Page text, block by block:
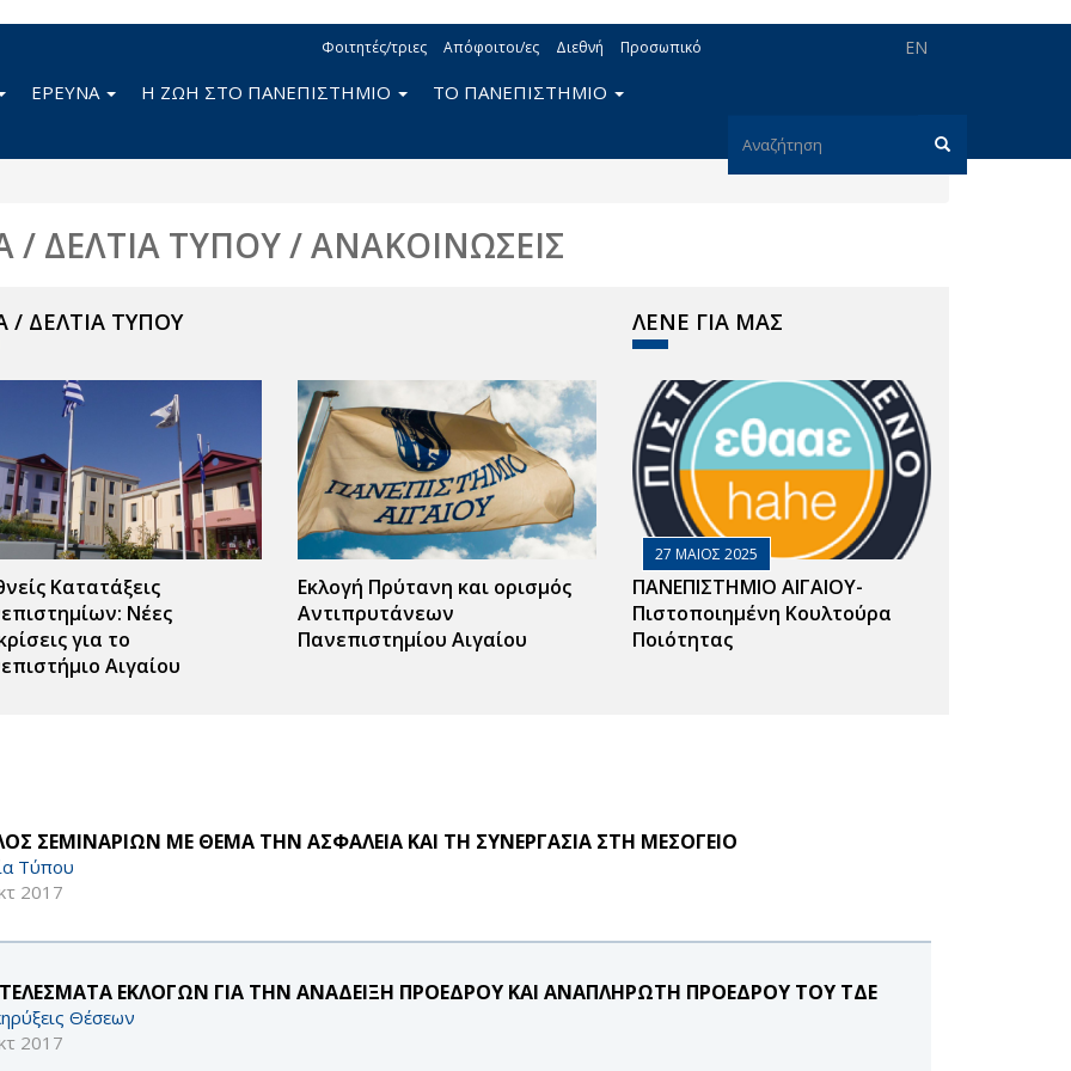
EN
Φοιτητές/τριες Απόφοιτοι/ες Διεθνή Προσωπικό
Φόρμα
ΕΡΕΥΝΑ Η ΖΩΗ ΣΤΟ ΠΑΝΕΠΙΣΤΗΜΙΟ ΤΟ ΠΑΝΕΠΙΣΤΗΜΙΟ
/ ΔΕΛΤΙΑ ΤΥΠΟΥ / ΑΝΑΚΟΙΝΩΣΕΙΣ
/ ΔΕΛΤΙΑ ΤΥΠΟΥ
Κατατάξεις
Νέες
για το
Αιγαίου
Εκλογή Πρύτανη και ορισμός
Αντιπρυτάνεων
Πανεπιστημίου Αιγαίου
ΛΕΝΕ ΓΙΑ ΜΑΣ
27 ΜΑΙΟΣ 2025
ΠΑΝΕΠΙΣΤΗΜΙΟ ΑΙΓΑΙΟΥ-
Πιστοποιημένη Κουλτούρα
Ποιότητας
ΣΕΜΙΝΑΡΙΩΝ ΜΕ ΘΕΜΑ ΤΗΝ ΑΣΦΑΛΕΙΑ ΚΑΙ ΤΗ ΣΥΝΕΡΓΑΣΙΑ ΣΤΗ ΜΕΣΟΓΕΙΟ
Τύπου
2017
ΕΚΛΟΓΩΝ ΓΙΑ ΤΗΝ ΑΝΑΔΕΙΞΗ ΠΡΟΕΔΡΟΥ ΚΑΙ ΑΝΑΠΛΗΡΩΤΗ ΠΡΟΕΔΡΟΥ ΤΟΥ ΤΔΕ
Θέσεων
2017